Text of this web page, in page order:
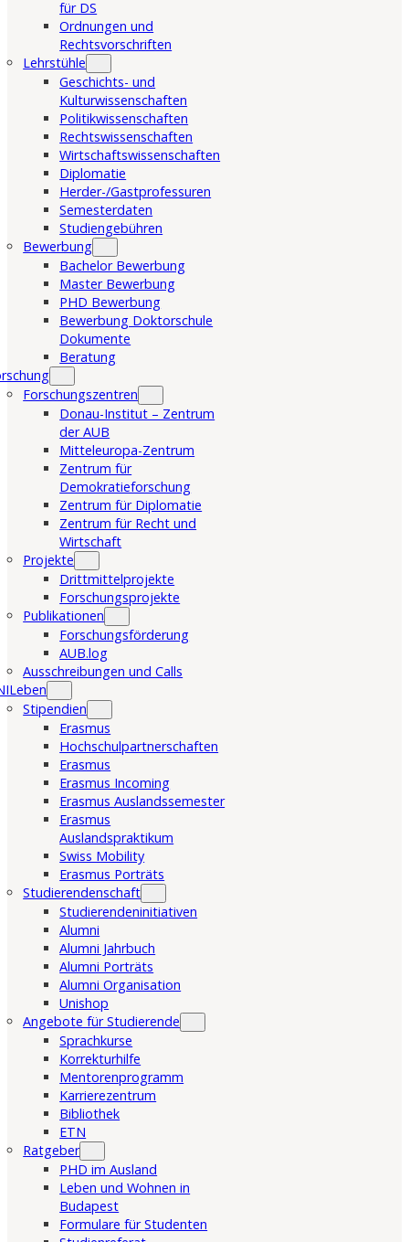
für DS
Ordnungen und
Rechtsvorschriften
Lehrstühle
Geschichts- und
Kulturwissenschaften
Politikwissenschaften
Rechtswissenschaften
Wirtschaftswissenschaften
Diplomatie
Herder-/Gastprofessuren
Semesterdaten
Studiengebühren
Bewerbung
Bachelor Bewerbung
Master Bewerbung
PHD Bewerbung
Bewerbung Doktorschule
Dokumente
Beratung
Forschungszentren
Donau-Institut – Zentrum
der AUB
Mitteleuropa-Zentrum
Zentrum für
Demokratieforschung
Zentrum für Diplomatie
Zentrum für Recht und
Wirtschaft
Projekte
Drittmittelprojekte
Forschungsprojekte
Publikationen
Forschungsförderung
AUB.log
Ausschreibungen und Calls
Stipendien
Erasmus
Hochschulpartnerschaften
Erasmus
Erasmus Incoming
Erasmus Auslandssemester
Erasmus
Auslandspraktikum
Swiss Mobility
Erasmus Porträts
Studierendenschaft
Studierendeninitiativen
Alumni
Alumni Jahrbuch
Alumni Porträts
Alumni Organisation
Unishop
Angebote für Studierende
Sprachkurse
Korrekturhilfe
Mentorenprogramm
Karrierezentrum
Bibliothek
ETN
Ratgeber
PHD im Ausland
Leben und Wohnen in
Budapest
Formulare für Studenten